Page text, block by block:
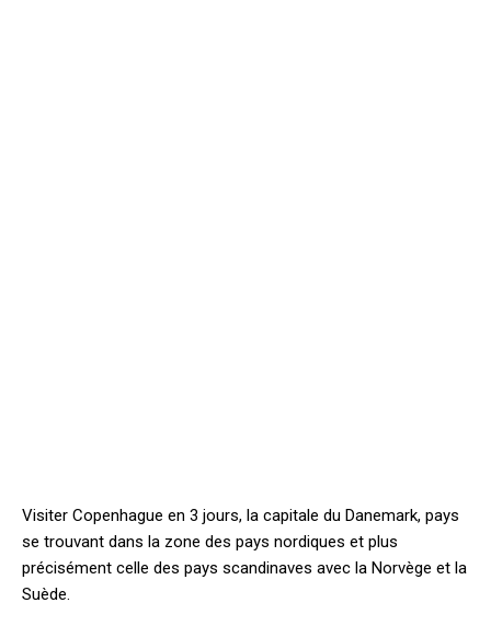
Visiter Copenhague en 3 jours, la capitale du Danemark, pays
se trouvant dans la zone des pays nordiques et plus
précisément celle des pays scandinaves avec la Norvège et la
Suède.